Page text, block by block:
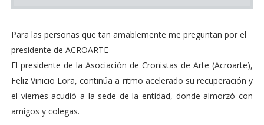
Para las personas que tan amablemente me preguntan por el
presidente de ACROARTE
El presidente de la Asociación de Cronistas de Arte (Acroarte),
Feliz Vinicio Lora, continúa a ritmo acelerado su recuperación y
el viernes acudió a la sede de la entidad, donde almorzó con
amigos y colegas.